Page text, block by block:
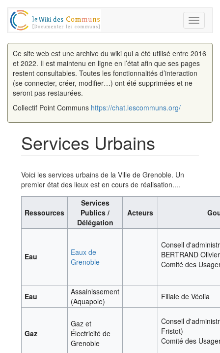
Toggle
Ce site web est une archive du wiki qui a été utilisé entre 2016
et 2022. Il est maintenu en ligne en l’état afin que ses pages
restent consultables. Toutes les fonctionnalités d’interaction
(se connecter, créer, modifier…) ont été supprimées et ne
seront pas restaurées.
Collectif Point Communs https://chat.lescommuns.org/
Services Urbains
Voici les services urbains de la Ville de Grenoble. Un
premier état des lieux est en cours de réalisation....
Ressources
Services
Publics /
Délégation
Acteurs
Eau
Eaux de
Grenoble
Conseil
BERTRAND
Comité des
Eau
Assainissement
(Aquapole)
Filiale de Véolia
Gaz
Gaz et
Électricité de
Grenoble
Conseil
Fristot)
Comité des